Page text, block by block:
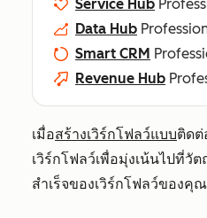
Service Hub
Data Hub
Smart CRM
Revenue Hub
เมื่อสร้างเวิร์กโฟลว์แบบติดต่
เวิร์กโฟลว์เพื่อมุ่งเน้นไปที่วั
สำเร็จของเวิร์กโฟลว์ของคุณ